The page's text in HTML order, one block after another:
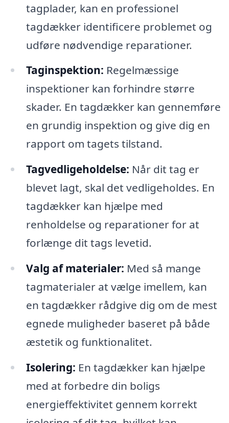
tagplader, kan en professionel
tagdækker identificere problemet og
udføre nødvendige reparationer.
Taginspektion: Regelmæssige
inspektioner kan forhindre større
skader. En tagdækker kan gennemføre
en grundig inspektion og give dig en
rapport om tagets tilstand.
Tagvedligeholdelse: Når dit tag er
blevet lagt, skal det vedligeholdes. En
tagdækker kan hjælpe med
renholdelse og reparationer for at
forlænge dit tags levetid.
Valg af materialer: Med så mange
tagmaterialer at vælge imellem, kan
en tagdækker rådgive dig om de mest
egnede muligheder baseret på både
æstetik og funktionalitet.
Isolering: En tagdækker kan hjælpe
med at forbedre din boligs
energieffektivitet gennem korrekt